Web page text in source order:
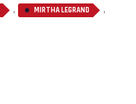
, MIRTHA LEGRAND ,